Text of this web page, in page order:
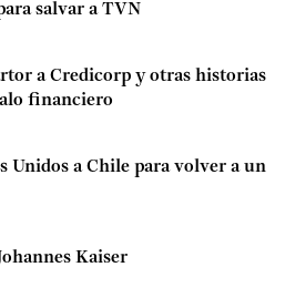
salvar a TVN
a Credicorp y otras historias
financiero
Unidos a Chile para volver a un
Kaiser